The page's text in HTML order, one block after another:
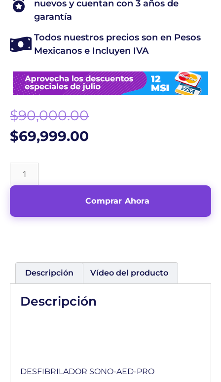
nuevos y cuentan con 3 años de
garantía
Todos nuestros precios son en Pesos
Mexicanos e Incluyen IVA
$90,000.00
$69,999.00
Comprar Ahora
Descripción Vídeo del producto
Descripción
DESFIBRILADOR SONO-AED-PRO